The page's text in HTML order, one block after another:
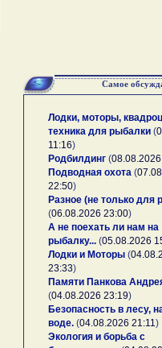
Самое
Лодки, моторы,
техника для рыбалки(
11:16)
Родбилдинг(
Подводная охота(
22:50)
Разное (не только для
(06.08.2026 23:00)
А не поехать ли нам на
рыбалку...(05.08.2026
Лодки и Моторы(
23:33)
Памяти Панкова
(04.08.2026 23:19)
Безопасность в лесу,
воде.(04.08.2026 21:11)
Экология и борьба с